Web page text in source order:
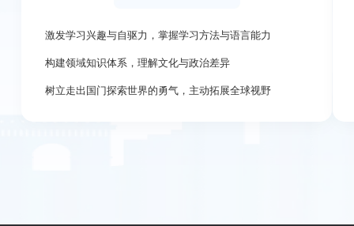
激发学习兴趣与自驱力，掌握学习方法与语言能力
构建领域知识体系，理解文化与政治差异
树立走出国门探索世界的勇气，主动拓展全球视野